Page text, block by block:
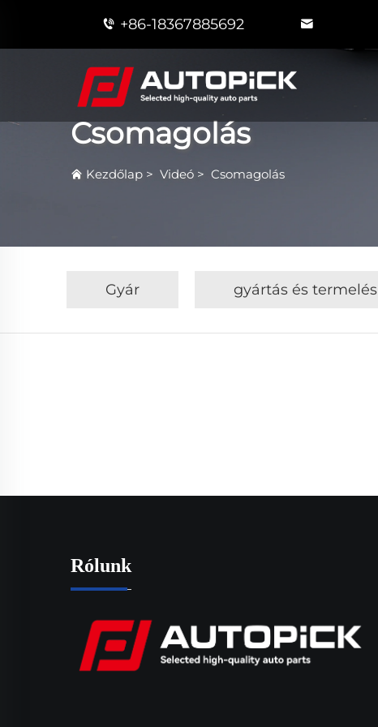
+86-18367885692
Csomagolás
Kezdőlap > Videó > Csomagolás
Gyár gyártás és termelés
Rólunk